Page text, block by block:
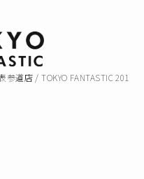
参道店 / TOKYO FANTASTIC 201